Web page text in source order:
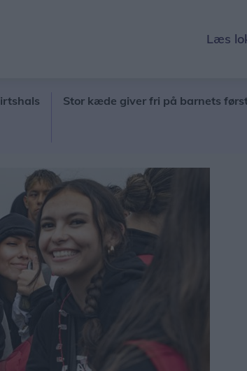
Læs
Stor kæde giver fri på barnets første